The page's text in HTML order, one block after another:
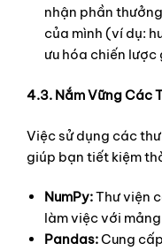
nhận phần
của mình (ví dụ:
ưu hóa chiến
4.3. Nắm Vững Các
Việc sử dụng các
giúp bạn tiết kiệm
NumPy:Thư viện
làm việc với
Pandas:Cung